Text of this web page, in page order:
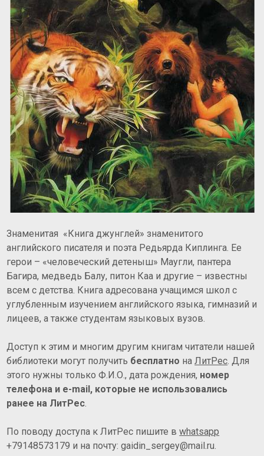
Знаменитая «Книга джунглей» знаменитого
английского писателя и поэта Редьярда Киплинга. Ее
герои – «человеческий детеныш» Маугли, пантера
Багира, медведь Балу, питон Каа и другие – известны
всем с детства. Книга адресована учащимся школ с
углубленным изучением английского языка, гимназий и
лицеев, а также студентам языковых вузов.
Доступ к этим и многим другим книгам читатели нашей
библиотеки могут получить бесплатно наЛитРес. Для
этого нужны только Ф.И.О., дата рождения, номер
телефона и e-mail, которые не использовались
ранее на ЛитРес.
По поводу доступа к ЛитРес пишите вwhatsapp
+79148573179 и на почту: gaidin_sergey@mail.ru.